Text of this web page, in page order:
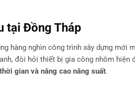
tại Đồng Tháp
hàng nghìn công trình xây dựng mới
đòi hỏi thiết bị gia công nhôm hiện
gian và nâng cao năng suất.